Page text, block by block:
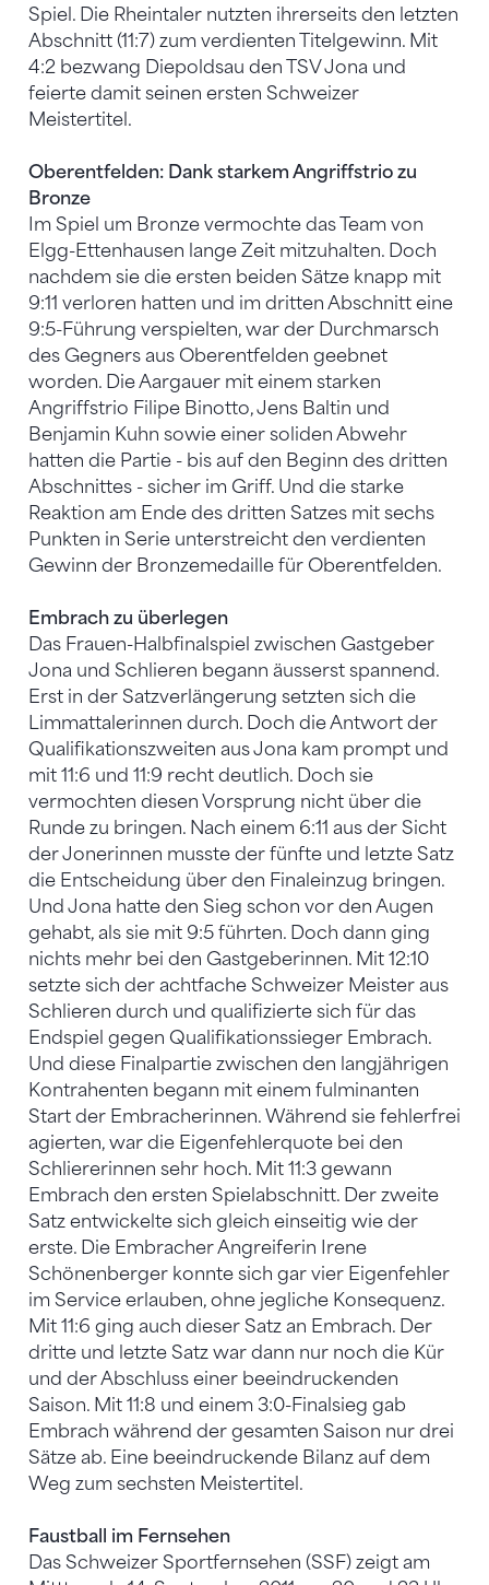
Spiel. Die Rheintaler nutzten ihrerseits den letzten
Abschnitt (11:7) zum verdienten Titelgewinn. Mit
4:2 bezwang Diepoldsau den TSV Jona und
feierte damit seinen ersten Schweizer
Meistertitel.
Oberentfelden: Dank starkem Angriffstrio zu
Bronze
Im Spiel um Bronze vermochte das Team von
Elgg-Ettenhausen lange Zeit mitzuhalten. Doch
nachdem sie die ersten beiden Sätze knapp mit
9:11 verloren hatten und im dritten Abschnitt eine
9:5-Führung verspielten, war der Durchmarsch
des Gegners aus Oberentfelden geebnet
worden. Die Aargauer mit einem starken
Angriffstrio Filipe Binotto, Jens Baltin und
Benjamin Kuhn sowie einer soliden Abwehr
hatten die Partie - bis auf den Beginn des dritten
Abschnittes - sicher im Griff. Und die starke
Reaktion am Ende des dritten Satzes mit sechs
Punkten in Serie unterstreicht den verdienten
Gewinn der Bronzemedaille für Oberentfelden.
Embrach zu überlegen
Das Frauen-Halbfinalspiel zwischen Gastgeber
Jona und Schlieren begann äusserst spannend.
Erst in der Satzverlängerung setzten sich die
Limmattalerinnen durch. Doch die Antwort der
Qualifikationszweiten aus Jona kam prompt und
mit 11:6 und 11:9 recht deutlich. Doch sie
vermochten diesen Vorsprung nicht über die
Runde zu bringen. Nach einem 6:11 aus der Sicht
der Jonerinnen musste der fünfte und letzte Satz
die Entscheidung über den Finaleinzug bringen.
Und Jona hatte den Sieg schon vor den Augen
gehabt, als sie mit 9:5 führten. Doch dann ging
nichts mehr bei den Gastgeberinnen. Mit 12:10
setzte sich der achtfache Schweizer Meister aus
Schlieren durch und qualifizierte sich für das
Endspiel gegen Qualifikationssieger Embrach.
Und diese Finalpartie zwischen den langjährigen
Kontrahenten begann mit einem fulminanten
Start der Embracherinnen. Während sie fehlerfrei
agierten, war die Eigenfehlerquote bei den
Schliererinnen sehr hoch. Mit 11:3 gewann
Embrach den ersten Spielabschnitt. Der zweite
Satz entwickelte sich gleich einseitig wie der
erste. Die Embracher Angreiferin Irene
Schönenberger konnte sich gar vier Eigenfehler
im Service erlauben, ohne jegliche Konsequenz.
Mit 11:6 ging auch dieser Satz an Embrach. Der
dritte und letzte Satz war dann nur noch die Kür
und der Abschluss einer beeindruckenden
Saison. Mit 11:8 und einem 3:0-Finalsieg gab
Embrach während der gesamten Saison nur drei
Sätze ab. Eine beeindruckende Bilanz auf dem
Weg zum sechsten Meistertitel.
Faustball im Fernsehen
Das Schweizer Sportfernsehen (SSF) zeigt am